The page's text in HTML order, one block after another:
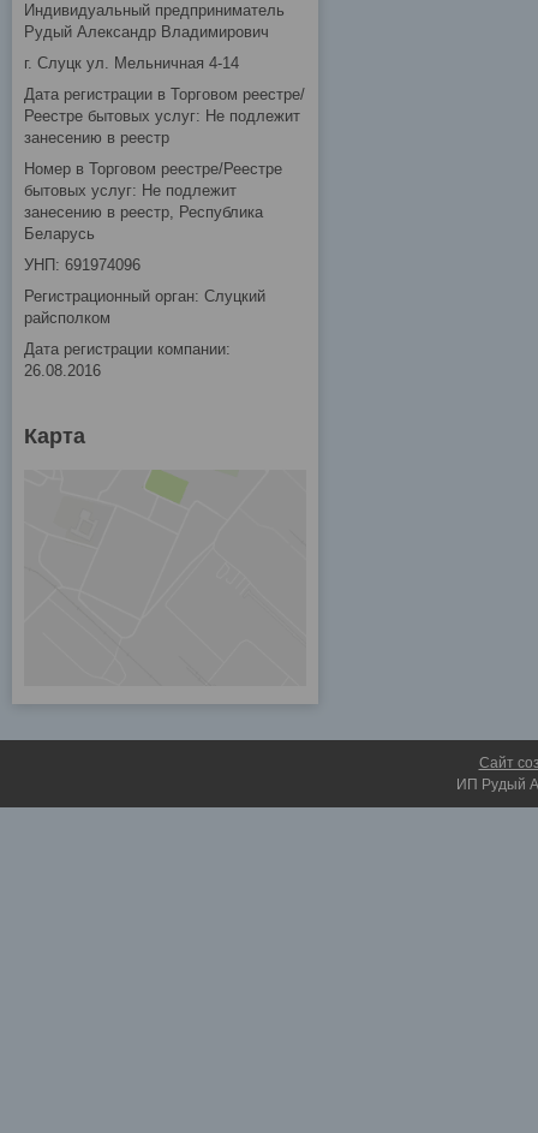
Индивидуальный предприниматель
Рудый Александр Владимирович
г. Слуцк ул. Мельничная 4-14
Дата регистрации в Торговом реестре/
Реестре бытовых услуг: Не подлежит
занесению в реестр
Номер в Торговом реестре/Реестре
бытовых услуг: Не подлежит
занесению в реестр, Республика
Беларусь
УНП: 691974096
Регистрационный орган: Слуцкий
райсполком
Дата регистрации компании:
26.08.2016
Карта
Сайт
ИП Рудый